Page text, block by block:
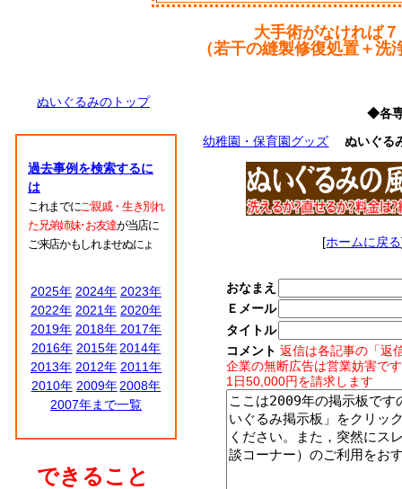
大手術がなければ
（若干の縫製修復処置＋
ぬいぐるみのトップ
過去事例を検索するに
は
これまでにご親戚・生き別れ
た兄弟姉妹･お友達が当店に
ご来店かもしれませぬにょ
2025年 2024年 2023年
2022年 2021年 2020年
2019年 2018年 2017年
2016年 2015年 2014年
2013年 2012年 2011年
2010年 2009年 2008年
2007年まで一覧
できること
◆各
幼稚園・保育園グッズ
ぬいぐる
[ホームに戻る
おなまえ
Ｅメール
タイトル
コメント 返信は各記事の「返
企業の無断広告は営業妨害で
1日50,000円を請求します